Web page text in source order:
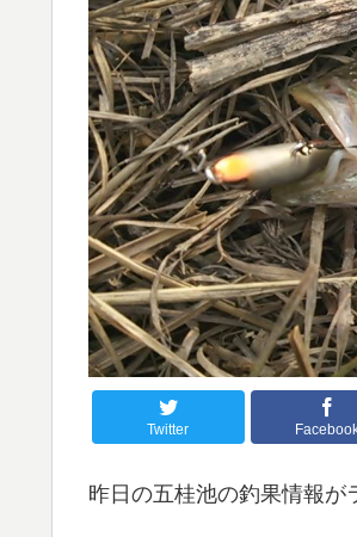
Twitter
昨日の五桂池の釣果情報が